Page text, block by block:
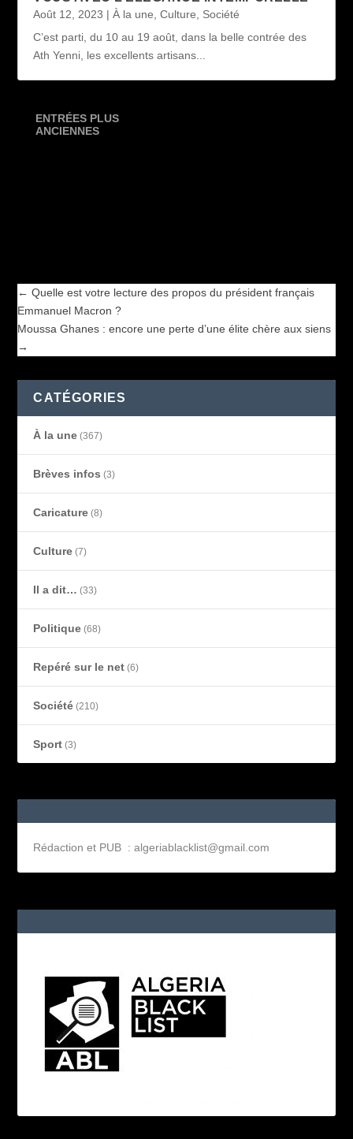
Août 12, 2023 |À la une ,Culture
Société
C’est parti, du 10 au 19 août, dans la belle contrée des
Ath Yenni, les excellents artisans...
ENTRÉES PLUS
ANCIENNES
←Quelle est votre lecture des propos du président français
Emmanuel Macron ?
Moussa Ghanes : encore une perte d’une élite chère aux siens
→
CATÉGORIES
À la une (367)
Brèves infos (3)
Caricature (8)
Culture (7)
Il a dit… (33)
Politique (68)
Repéré sur le net (6)
Société (210)
Sport (3)
Rédaction et PUB : algeriablacklist@gmail.com